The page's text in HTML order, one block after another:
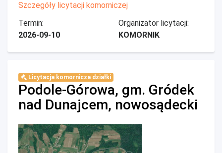
Szczegóły licytacji komorniczej
Termin:
2026-09-10
Organizator licytacji:
KOMORNIK
Licytacja komornicza działki
Podole-Górowa, gm. Gródek
nad Dunajcem, nowosądecki